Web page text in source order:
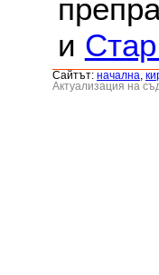
и
Сайтът: началнa
Актуализация на